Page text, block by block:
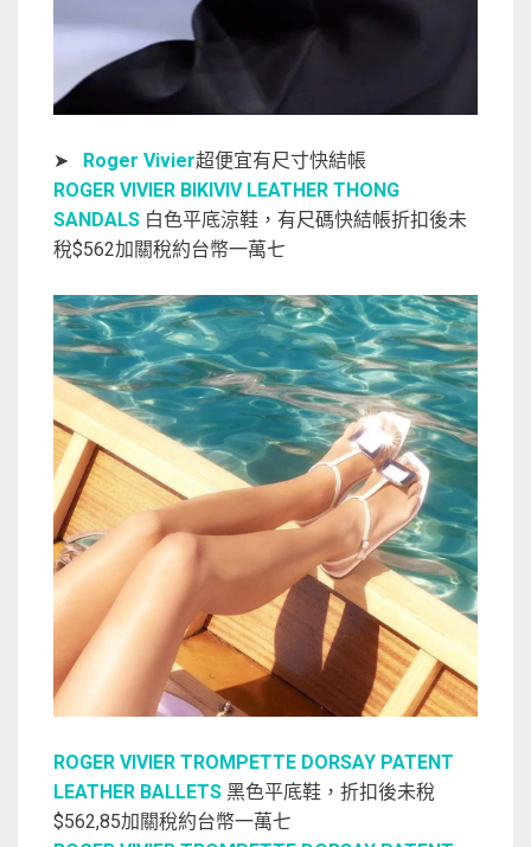
➤ Roger Vivier超便宜有尺寸快結帳
ROGER VIVIER BIKIVIV LEATHER THONG
SANDALS 白色平底涼鞋，有尺碼快結帳折扣後未
稅$562加關稅約台幣一萬七
ROGER VIVIER TROMPETTE DORSAY PATENT
LEATHER BALLETS 黑色平底鞋，折扣後未稅
$562,85加關稅約台幣一萬七